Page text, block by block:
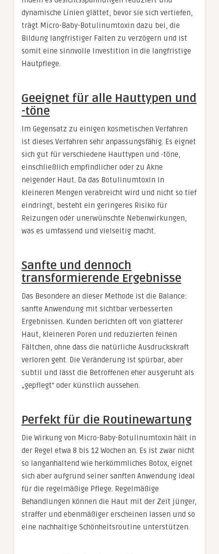
dynamische Linien glättet, bevor sie sich vertiefen,
trägt Micro-Baby-Botulinumtoxin dazu bei, die
Bildung langfristiger Falten zu verzögern und ist
somit eine sinnvolle Investition in die langfristige
Hautpflege.
Geeignet für alle Hauttypen und
-töne
Im Gegensatz zu einigen kosmetischen Verfahren
ist dieses Verfahren sehr anpassungsfähig. Es eignet
sich gut für verschiedene Hauttypen und -töne,
einschließlich empfindlicher oder zu Akne
neigender Haut. Da das Botulinumtoxin in
kleineren Mengen verabreicht wird und nicht so tief
eindringt, besteht ein geringeres Risiko für
Reizungen oder unerwünschte Nebenwirkungen,
was es umfassend und vielseitig macht.
Sanfte und dennoch
transformierende Ergebnisse
Das Besondere an dieser Methode ist die Balance:
sanfte Anwendung mit sichtbar verbesserten
Ergebnissen. Kunden berichten oft von glatterer
Haut, kleineren Poren und reduzierten feinen
Fältchen, ohne dass die natürliche Ausdruckskraft
verloren geht. Die Veränderung ist spürbar, aber
subtil und lässt die Betroffenen eher ausgeruht als
„gepflegt“ oder künstlich aussehen.
Perfekt für die Routinewartung
Die Wirkung von Micro-Baby-Botulinumtoxin hält in
der Regel etwa 8 bis 12 Wochen an. Es ist zwar nicht
so langanhaltend wie herkömmliches Botox, eignet
sich aber aufgrund seiner sanften Anwendung ideal
für die regelmäßige Pflege. Regelmäßige
Behandlungen können die Haut mit der Zeit jünger,
straffer und ebenmäßiger erscheinen lassen und so
eine nachhaltige Schönheitsroutine unterstützen.